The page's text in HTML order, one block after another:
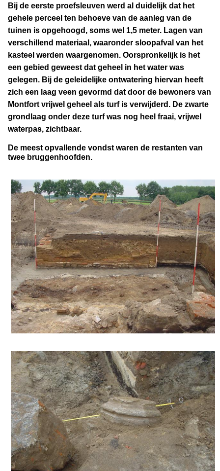
Bij de eerste proefsleuven werd al duidelijk dat het
gehele perceel ten behoeve van de aanleg van de
tuinen is opgehoogd, soms wel 1,5 meter. Lagen van
verschillend materiaal, waaronder sloopafval van het
kasteel werden waargenomen. Oorspronkelijk is het
een gebied geweest dat geheel in het water was
gelegen. Bij de geleidelijke ontwatering hiervan heeft
zich een laag veen gevormd dat door de bewoners van
Montfort vrijwel geheel als turf is verwijderd. De zwarte
grondlaag onder deze turf was nog heel fraai, vrijwel
waterpas, zichtbaar.
De meest opvallende vondst waren de restanten van
twee bruggenhoofden.